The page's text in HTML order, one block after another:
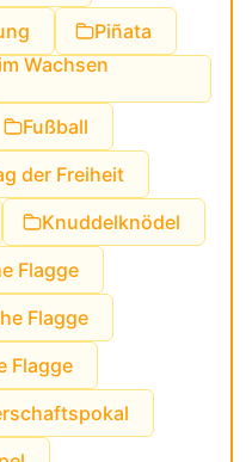
Piñata
Wachsen
Fußball
der Freiheit
Knuddelknödel
Flagge
Flagge
Flagge